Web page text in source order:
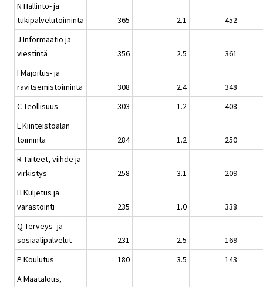
N Hallinto- ja
tukipalvelutoiminta
365 2.1
452
J Informaatio ja
viestintä
356 2.5
361
I Majoitus- ja
ravitsemistoiminta
308 2.4
348
C Teollisuus
303 1.2
408
L Kiinteistöalan
toiminta
284 1.2
250
R Taiteet, viihde ja
virkistys
258 3.1
209
H Kuljetus ja
varastointi
235 1.0
338
Q Terveys- ja
sosiaalipalvelut
231 2.5
169
P Koulutus
180 3.5
143
A Maatalous,